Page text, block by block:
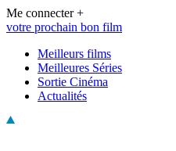
Me connecter +
votre prochain bon film
Meilleurs films
Meilleures Séries
Sortie Cinéma
Actualités